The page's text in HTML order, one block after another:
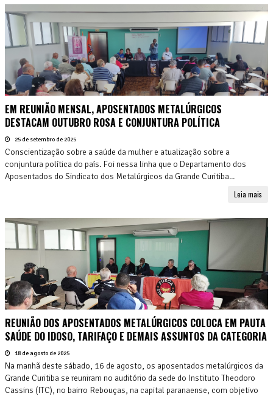
EM REUNIÃO MENSAL, APOSENTADOS METALÚRGICOS
DESTACAM OUTUBRO ROSA E CONJUNTURA POLÍTICA
25 de setembro de 2025
Conscientização sobre a saúde da mulher e atualização sobre a
conjuntura política do país. Foi nessa linha que o Departamento dos
Aposentados do Sindicato dos Metalúrgicos da Grande Curitiba...
Leia mais
REUNIÃO DOS APOSENTADOS METALÚRGICOS COLOCA EM PAUTA
SAÚDE DO IDOSO, TARIFAÇO E DEMAIS ASSUNTOS DA CATEGORIA
18 de agosto de 2025
Na manhã deste sábado, 16 de agosto, os aposentados metalúrgicos da
Grande Curitiba se reuniram no auditório da sede do Instituto Theodoro
Cassins (ITC), no bairro Rebouças, na capital paranaense, com objetivo